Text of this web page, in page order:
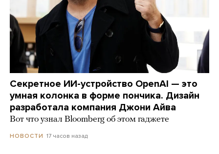
Секретное ИИ-устройство OpenAI — это
умная колонка в форме пончика. Дизайн
разработала компания Джони Айва
Вот что узнал Bloomberg об этом гаджете
НОВОСТИ 17 часов назад